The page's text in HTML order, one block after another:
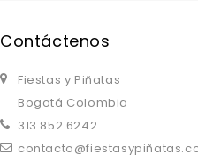
Contáctenos
Fiestas y Piñatas
Bogotá Colombia
313 852 6242